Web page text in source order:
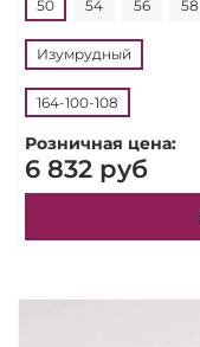
50 54 56 58
Изумрудный
164-100-108
Розничная цена:
6 832 руб